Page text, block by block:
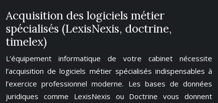
Acquisition des logiciels métier
spécialisés (LexisNexis, doctrine,
timelex)
L’équipement informatique de votre cabinet nécessite
l’acquisition de logiciels métier spécialisés indispensables à
l’exercice professionnel moderne. Les bases de données
juridiques comme LexisNexis ou Doctrine vous donnent